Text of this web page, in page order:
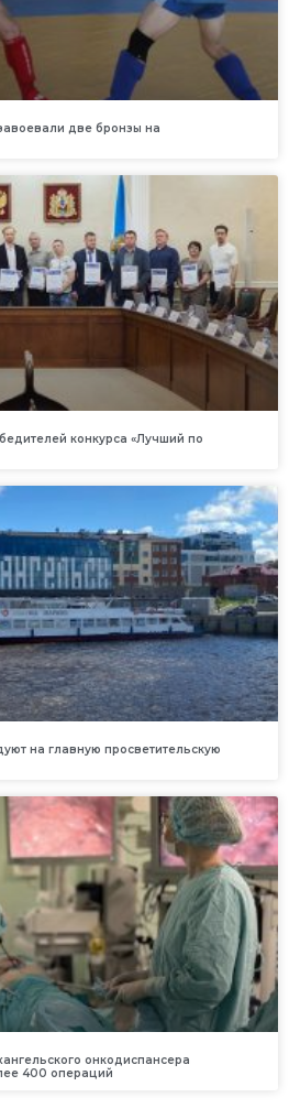
две бронзы на
конкурса «Лучший по
на главную просветительскую
онкодиспансера
400 операций